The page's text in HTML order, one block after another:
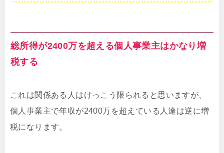
総所得が2400万を超える個人事業主はかなり増
税する
これは関係ある人はけっこう限られると思いますが、
個人事業主で年収が2400万を超えている人達は逆に増
税になります。